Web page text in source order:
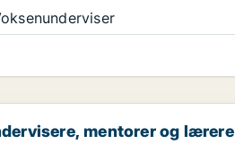
mentorer og lærere søges
mentorer og lærere